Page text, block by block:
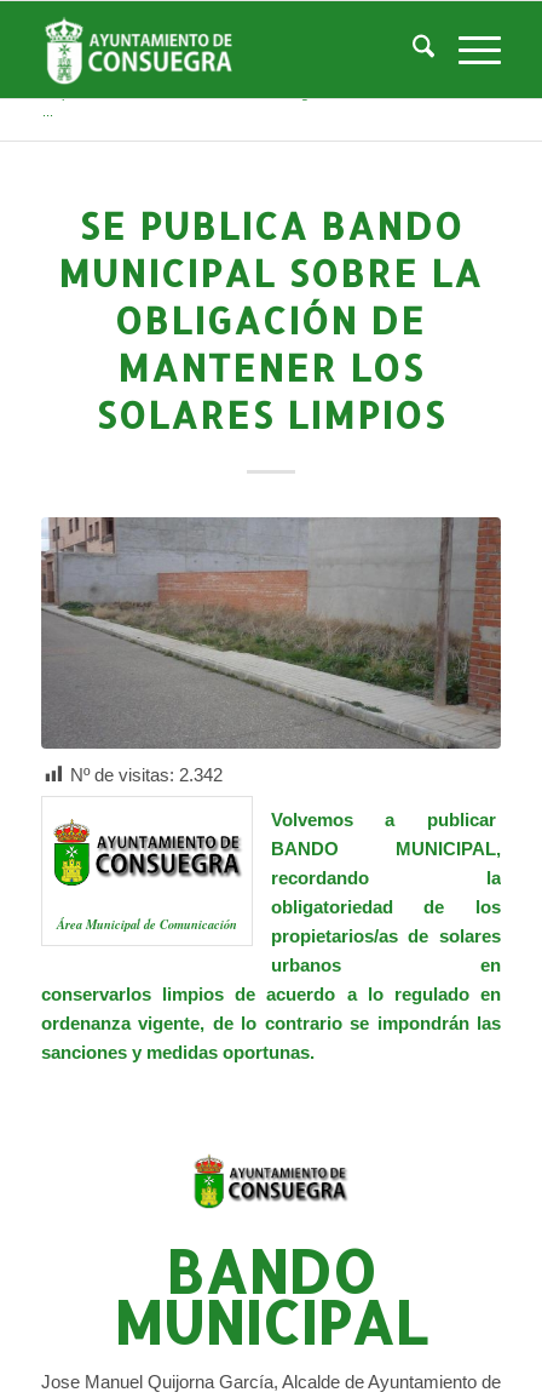
Noticias
Usted está aquí: Inicio / Noticias
Noticias-Actualidad
/
SE PUBLICA BANDO
MUNICIPAL SOBRE LA
OBLIGACIÓN DE
MANTENER LOS
SOLARES LIMPIOS
Nº de visitas: 2.342
Área Municipal de Comunicación
Volvemos a publicar
BANDO MUNICIPAL,
recordando la
obligatoriedad de los
propietarios/as de solares
urbanos en
conservarlos limpios de acuerdo a lo regulado en
ordenanza vigente, de lo contrario se impondrán las
sanciones y medidas oportunas.
BANDO
MUNICIPAL
Jose Manuel Quijorna García, Alcalde de Ayuntamiento de